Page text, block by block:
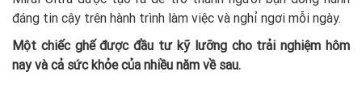
đáng tin cậy trên hành trình làm việc và nghỉ ngơi mỗi ngày.
Một chiếc ghế được đầu tư kỹ lưỡng cho trải nghiệm hôm
nay và cả sức khỏe của nhiều năm về sau.